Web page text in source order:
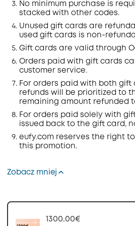
No minimum purchase is
stacked with other codes.
Unused gift cards are
used gift cards is non-
Gift cards are valid through
Orders paid with gift cards
customer service.
For orders paid with both
refunds will be prioritized to
remaining amount refunded
For orders paid solely with
issued back to the gift card,
eufy.com reserves the right
this promotion.
Zobacz mniej
1300.00€